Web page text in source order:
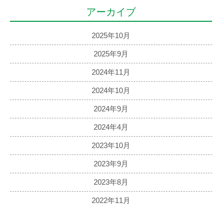
アーカイブ
2025年10月
2025年9月
2024年11月
2024年10月
2024年9月
2024年4月
2023年10月
2023年9月
2023年8月
2022年11月